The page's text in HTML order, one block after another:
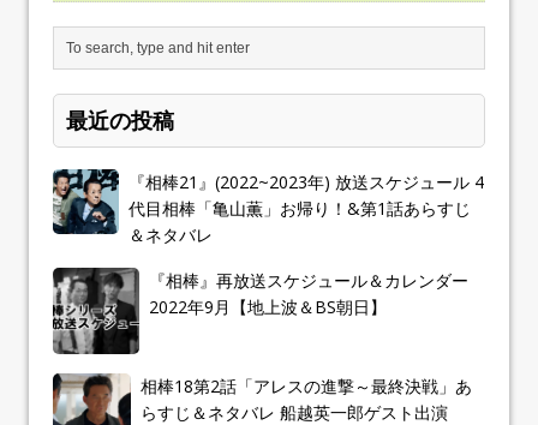
最近の投稿
『相棒21』(2022~2023年) 放送スケジュール 4
代目相棒「亀山薫」お帰り！&第1話あらすじ
＆ネタバレ
『相棒』再放送スケジュール＆カレンダー
2022年9月【地上波＆BS朝日】
相棒18第2話「アレスの進撃～最終決戦」あ
らすじ＆ネタバレ 船越英一郎ゲスト出演